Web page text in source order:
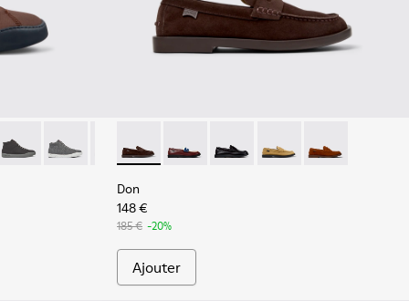
pour homme.montantes en textile marron pour homme.
035 033
- K300270-032
Peu Touring - K300270-018
Peu Touring - K300270-017
Peu Touring - K300270-016
Peu Touring - K300270-014
Peu Touring - K300270-008
Peu Touring - K300270-
Don - K101014-001 - Chaussures en daim
Don - K101014-008
Don - K101014-004
Don - K101014-003
Don - K101014-
Don
148 €
185 € -20%
Ajouter